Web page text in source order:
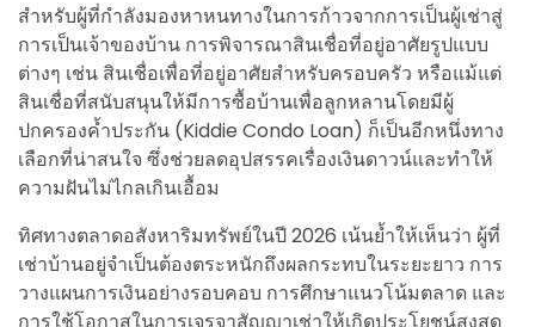
สำหรับผู้ที่กำลังมองหาหนทางในการก้าวจากการเป็นผู้เช่าสู่
การเป็นเจ้าของบ้าน การพิจารณาสินเชื่อที่อยู่อาศัยรูปแบบ
ต่างๆ เช่น สินเชื่อเพื่อที่อยู่อาศัยสำหรับครอบครัว หรือแม้แต่
สินเชื่อที่สนับสนุนให้มีการซื้อบ้านเพื่อลูกหลานโดยมีผู้
ปกครองค้ำประกัน (Kiddie Condo Loan) ก็เป็นอีกหนึ่งทาง
เลือกที่น่าสนใจ ซึ่งช่วยลดอุปสรรคเรื่องเงินดาวน์และทำให้
ความฝันไม่ไกลเกินเอื้อม
ทิศทางตลาดอสังหาริมทรัพย์ในปี 2026 เน้นย้ำให้เห็นว่า ผู้ที่
เช่าบ้านอยู่จำเป็นต้องตระหนักถึงผลกระทบในระยะยาว การ
วางแผนการเงินอย่างรอบคอบ การศึกษาแนวโน้มตลาด และ
การใช้โอกาสในการเจรจาสัญญาเช่าให้เกิดประโยชน์สูงสุด